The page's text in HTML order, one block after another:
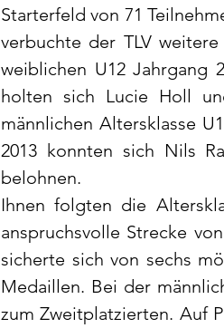
Starterfeld von 71
verbuchte der TLV
weiblichen U12 Jahrgang
holten sich Lucie Holl
männlichen Altersklasse
2013 konnten sich Nils
belohnen.
Ihnen folgten die
anspruchsvolle Strecke
sicherte sich von sechs
Medaillen. Bei der
zum Zweitplatzierten. Auf